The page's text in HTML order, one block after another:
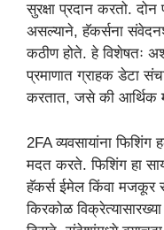
सुरक्षा प्रदान करतो.
असल्याने, हॅकर्सना
कठीण होते. हे विशेषतः
प्रमाणात ग्राहक डेटा
करतात, जसे की आर्थिक
2FA व्यवसायांना फिशिंग
मदत करते. फिशिंग हा
हॅकर्स ईमेल किंवा मजकूर
किरकोळ